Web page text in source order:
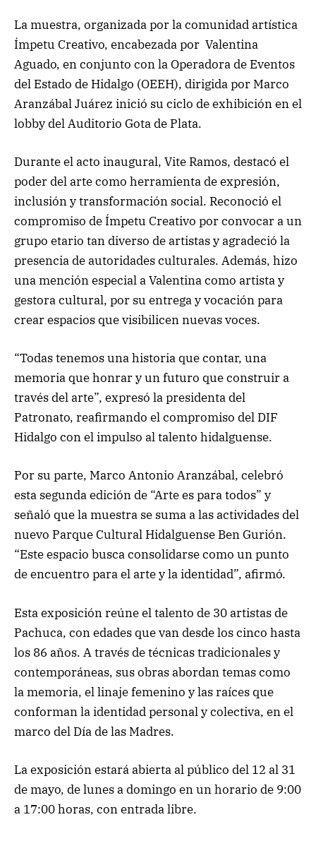
La muestra, organizada por la comunidad artística
Ímpetu Creativo, encabezada por Valentina
Aguado, en conjunto con la Operadora de Eventos
del Estado de Hidalgo (OEEH), dirigida por Marco
Aranzábal Juárez inició su ciclo de exhibición en el
lobby del Auditorio Gota de Plata.
Durante el acto inaugural, Vite Ramos, destacó el
poder del arte como herramienta de expresión,
inclusión y transformación social. Reconoció el
compromiso de Ímpetu Creativo por convocar a un
grupo etario tan diverso de artistas y agradeció la
presencia de autoridades culturales. Además, hizo
una mención especial a Valentina como artista y
gestora cultural, por su entrega y vocación para
crear espacios que visibilicen nuevas voces.
“Todas tenemos una historia que contar, una
memoria que honrar y un futuro que construir a
través del arte”, expresó la presidenta del
Patronato, reafirmando el compromiso del DIF
Hidalgo con el impulso al talento hidalguense.
Por su parte, Marco Antonio Aranzábal, celebró
esta segunda edición de “Arte es para todos” y
señaló que la muestra se suma a las actividades del
nuevo Parque Cultural Hidalguense Ben Gurión.
“Este espacio busca consolidarse como un punto
de encuentro para el arte y la identidad”, afirmó.
Esta exposición reúne el talento de 30 artistas de
Pachuca, con edades que van desde los cinco hasta
los 86 años. A través de técnicas tradicionales y
contemporáneas, sus obras abordan temas como
la memoria, el linaje femenino y las raíces que
conforman la identidad personal y colectiva, en el
marco del Día de las Madres.
La exposición estará abierta al público del 12 al 31
de mayo, de lunes a domingo en un horario de 9:00
a 17:00 horas, con entrada libre.